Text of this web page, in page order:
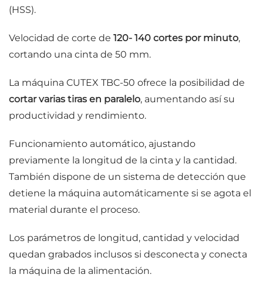
(HSS).
Velocidad de corte de 120- 140 cortes por minuto,
cortando una cinta de 50 mm.
La máquina CUTEX TBC-50 ofrece la posibilidad de
cortar varias tiras en paralelo, aumentando así su
productividad y rendimiento.
Funcionamiento automático, ajustando
previamente la longitud de la cinta y la cantidad.
También dispone de un sistema de detección que
detiene la máquina automáticamente si se agota el
material durante el proceso.
Los parámetros de longitud, cantidad y velocidad
quedan grabados inclusos si desconecta y conecta
la máquina de la alimentación.